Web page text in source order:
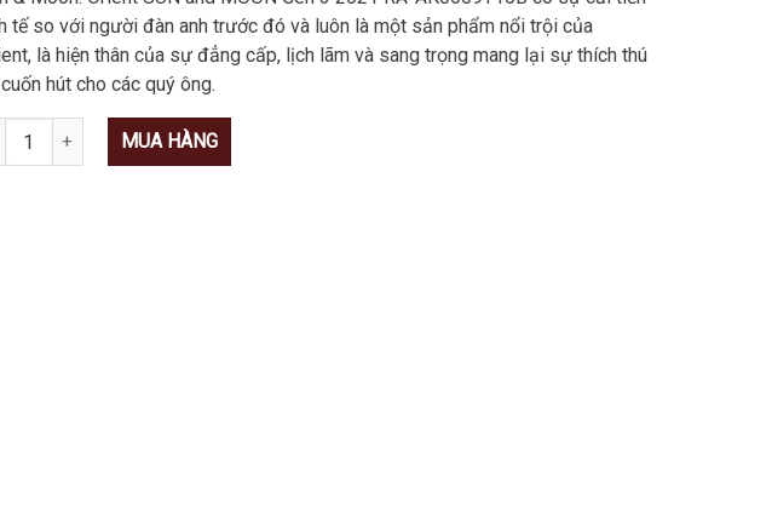
tế so với người đàn anh trước đó và luôn là một sản phẩm nổi trội của
là hiện thân của sự đẳng cấp, lịch lãm và sang trọng mang lại sự thích thú
hút cho các quý ông.
lượng MUA HÀNG